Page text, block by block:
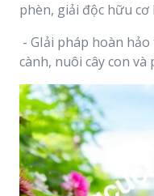
phèn, giải độc hữu
- GIải pháp hoàn
cành, nuôi cây con và